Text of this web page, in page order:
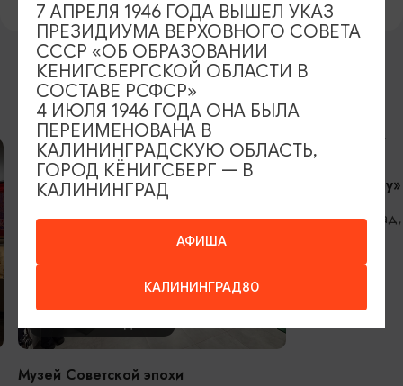
ДРУГИЕ УЧАСТНИКИ
Музей Советской эпохи
Кафе «Девау»
Калининград,
АФИША
КАЛИНИНГРАД80
7 АПРЕЛЯ 1946 ГОДА ВЫШЕЛ УКАЗ
ПРЕЗИДИУМА ВЕРХОВНОГО СОВЕТА
СССР «ОБ ОБРАЗОВАНИИ
КЕНИГСБЕРГСКОЙ ОБЛАСТИ В
СОСТАВЕ РСФСР»
4 ИЮЛЯ 1946 ГОДА ОНА БЫЛА
ПЕРЕИМЕНОВАНА В
КАЛИНИНГРАДСКУЮ ОБЛАСТЬ,
ГОРОД КЁНИГСБЕРГ — В
КАЛИНИНГРАД